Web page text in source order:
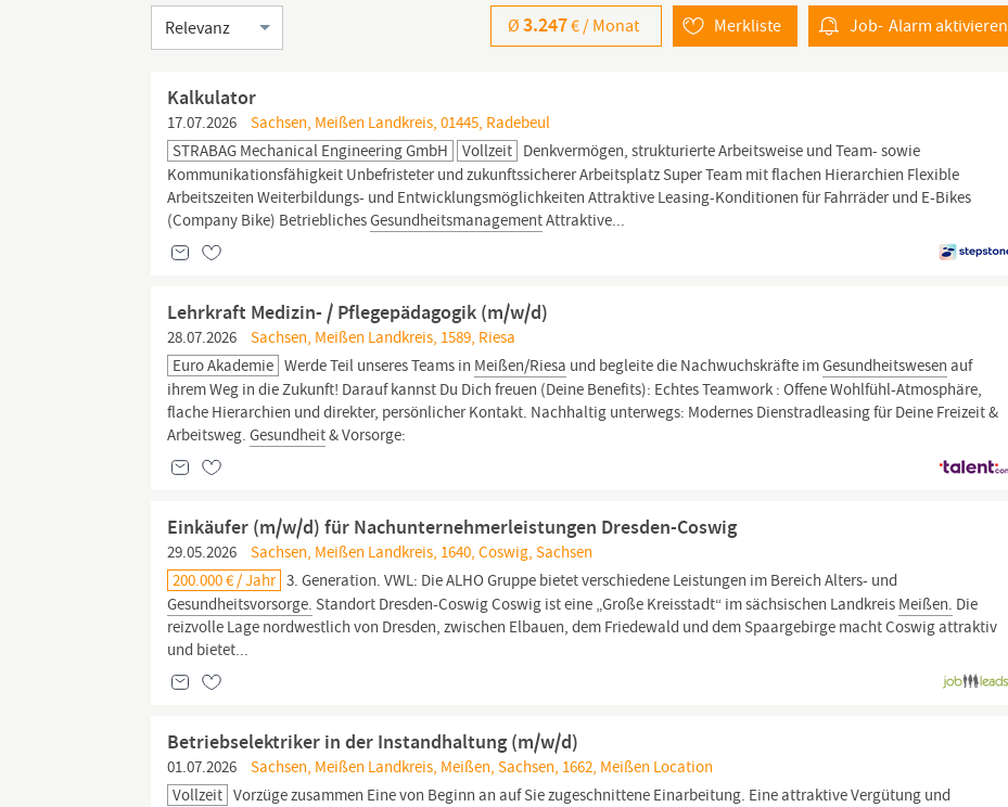
Sortierung Job- Alarmaktivieren
Merkliste
Ø3.247€ / Monat
Kalkulator
17.07.2026
Sachsen, Meißen Landkreis, 01445, Radebeul
STRABAG Mechanical Engineering GmbH
Vollzeit Denkvermögen, strukturierte Arbeitsweise und Team- sowie
Kommunikationsfähigkeit Unbefristeter und zukunftssicherer Arbeitsplatz Super Team mit flachen Hierarchien Flexible
Arbeitszeiten Weiterbildungs- und Entwicklungsmöglichkeiten Attraktive Leasing-Konditionen für Fahrräder und E-Bikes
(Company Bike) BetrieblichesGesundheitsmanagementAttraktive...
Lehrkraft Medizin- / Pflegepädagogik (m/w/d)
28.07.2026
Sachsen, Meißen Landkreis, 1589, Riesa
Euro Akademie Werde Teil unseres Teams in Meißen/Riesa und begleite die Nachwuchskräfte imGesundheitswesen auf
ihrem Weg in die Zukunft! Darauf kannst Du Dich freuen (Deine Benefits): Echtes Teamwork : Offene Wohlfühl-Atmosphäre,
flache Hierarchien und direkter, persönlicher Kontakt. Nachhaltig unterwegs: Modernes Dienstradleasing für Deine Freizeit &
Arbeitsweg.Gesundheit& Vorsorge:
Einkäufer (m/w/d) für Nachunternehmerleistungen Dresden-Coswig
29.05.2026
Sachsen, Meißen Landkreis, 1640, Coswig, Sachsen
200.000 € / Jahr 3. Generation. VWL: Die ALHO Gruppe bietet verschiedene Leistungen im Bereich Alters- und
Gesundheitsvorsorge. Standort Dresden-Coswig Coswig ist eine „Große Kreisstadt“ im sächsischen Landkreis Meißen. Die
reizvolle Lage nordwestlich von Dresden, zwischen Elbauen, dem Friedewald und dem Spaargebirge macht Coswig attraktiv
und bietet...
Betriebselektriker in der Instandhaltung (m/w/d)
01.07.2026
Sachsen, Meißen Landkreis, Meißen, Sachsen, 1662, Meißen Location
Vollzeit Vorzüge zusammen Eine von Beginn an auf Sie zugeschnittene Einarbeitung. Eine attraktive Vergütung und